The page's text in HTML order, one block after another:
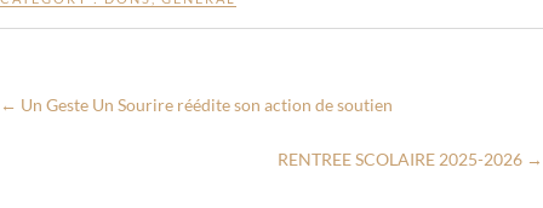
b
o
er
s
p
g
← Un Geste Un Sourire réédite son action de soutien
RENTREE SCOLAIRE 2025-2026 →